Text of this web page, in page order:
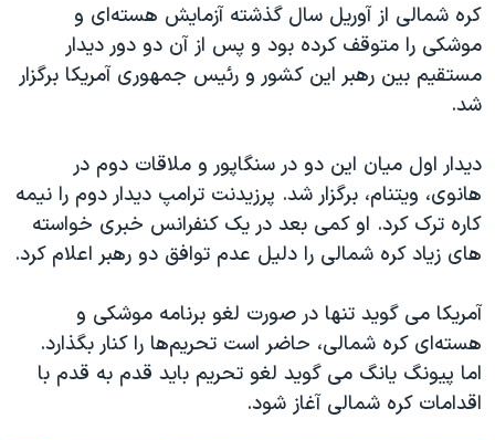
کره شمالی از آوریل سال گذشته آزمایش هسته‌ای و
موشکی را متوقف کرده بود و پس از آن دو دور دیدار
مستقیم بین رهبر این کشور و رئیس جمهوری آمریکا برگزار
شد.
دیدار اول میان این دو در سنگاپور و ملاقات دوم در
هانوی، ویتنام، برگزار شد. پرزیدنت ترامپ دیدار دوم را نیمه
کاره ترک کرد. او کمی بعد در یک کنفرانس خبری خواسته
های زیاد کره شمالی را دلیل عدم توافق دو رهبر اعلام کرد.
آمریکا می گوید تنها در صورت لغو برنامه موشکی و
هسته‌ای کره شمالی، حاضر است تحریم‌ها را کنار بگذارد.
اما پیونگ یانگ می گوید لغو تحریم باید قدم به قدم با
اقدامات کره شمالی آغاز شود.